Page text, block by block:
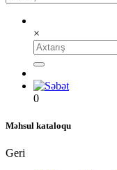
×
0
Məhsul kataloqu
Geri